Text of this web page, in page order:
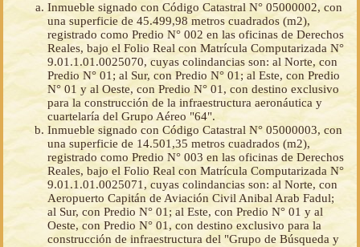
Inmueble signado con Código Catastral N° 05000002, con
una superficie de 45.499,98 metros cuadrados (m2),
registrado como Predio N° 002 en las oficinas de Derechos
Reales, bajo el Folio Real con Matrícula Computarizada N°
9.01.1.01.0025070, cuyas colindancias son: al Norte, con
Predio N° 01; al Sur, con Predio N° 01; al Este, con Predio
N° 01 y al Oeste, con Predio N° 01, con destino exclusivo
para la construcción de la infraestructura aeronáutica y
cuartelaría del Grupo Aéreo "64".
Inmueble signado con Código Catastral N° 05000003, con
una superficie de 14.501,35 metros cuadrados (m2),
registrado como Predio N° 003 en las oficinas de Derechos
Reales, bajo el Folio Real con Matrícula Computarizada N°
9.01.1.01.0025071, cuyas colindancias son: al Norte, con
Aeropuerto Capitán de Aviación Civil Anibal Arab Fadul;
al Sur, con Predio N° 01; al Este, con Predio N° 01 y al
Oeste, con Predio N° 01, con destino exclusivo para la
construcción de infraestructura del "Grupo de Búsqueda y